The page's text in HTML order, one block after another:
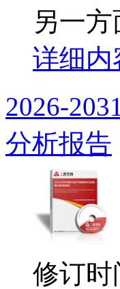
另一
详细内
2026-
分析报告
修订时